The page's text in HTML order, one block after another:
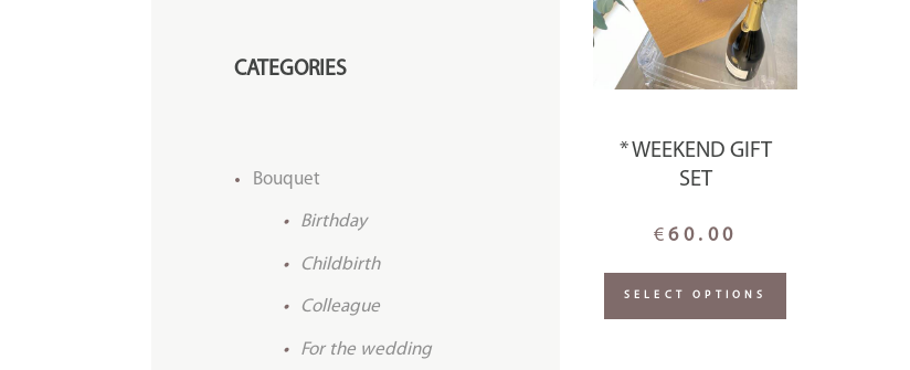
* WEEKEND GIFT
SET
€60.00
SELECT OPTIONS
CATEGORIES
Bouquet
Birthday
Childbirth
Colleague
For the wedding